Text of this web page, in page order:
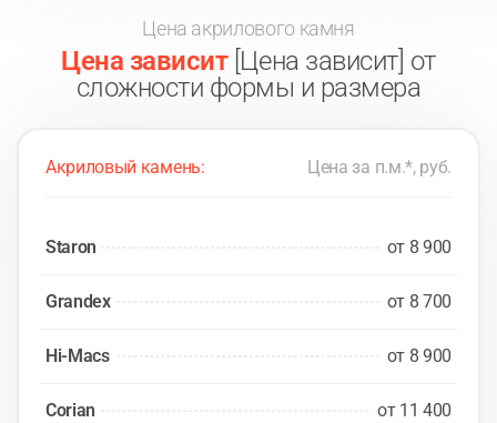
Цена акрилового камня
Цена зависит[Цена зависит] от
сложности формы и размера
Акриловый камень: Цена за п.м.*, руб.
Staron от 8 900
Grandex от 8 700
Hi-Macs от 8 900
Corian от 11 400